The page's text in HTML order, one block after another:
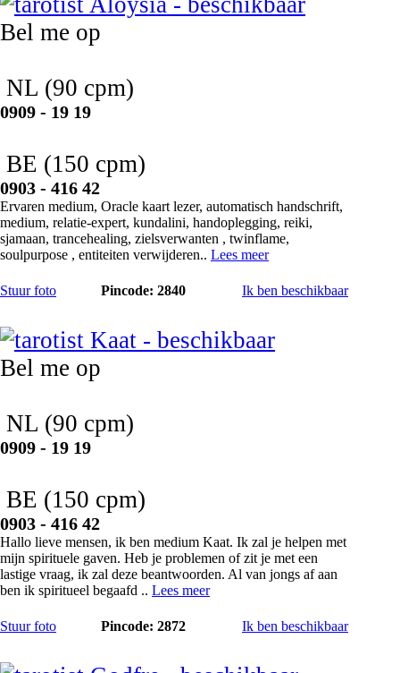
Bel me op
NL (90 cpm)
0909 - 19 19
BE (150 cpm)
0903 - 416 42
Ervaren medium, Oracle kaart lezer, automatisch handschrift,
medium, relatie-expert, kundalini, handoplegging, reiki,
sjamaan, trancehealing, zielsverwanten , twinflame,
soulpurpose , entiteiten verwijderen.. Lees meer
Stuur foto Pincode: 2840 Ik ben beschikbaar
Bel me op
NL (90 cpm)
0909 - 19 19
BE (150 cpm)
0903 - 416 42
Hallo lieve mensen, ik ben medium Kaat. Ik zal je helpen met
mijn spirituele gaven. Heb je problemen of zit je met een
lastige vraag, ik zal deze beantwoorden. Al van jongs af aan
ben ik spiritueel begaafd .. Lees meer
Stuur foto Pincode: 2872 Ik ben beschikbaar